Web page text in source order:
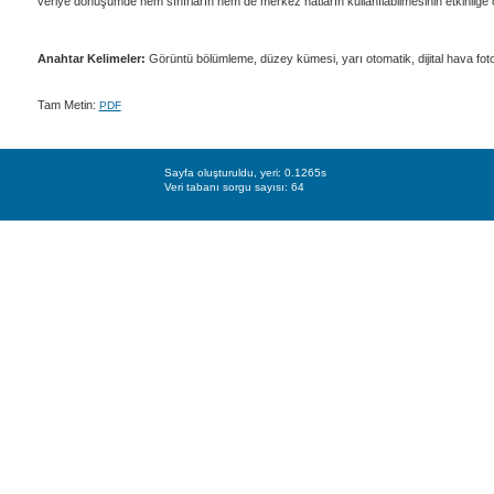
Anahtar Kelimeler: Görüntü bölümleme, düzey kümesi, yarı otomatik, dijital hava
Tam Metin: PDF
Sayfa oluşturuldu, yeri: 0.1265s
Veri tabanı sorgu sayısı: 64